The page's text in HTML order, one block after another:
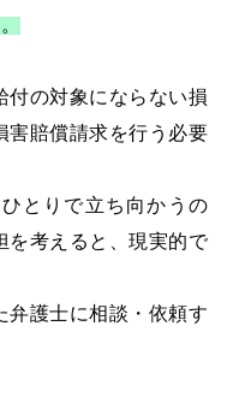
付の対象にならない損
害賠償請求を行う必要
とりで立ち向かうの
を考えると、現実的で
弁護士に相談・依頼す